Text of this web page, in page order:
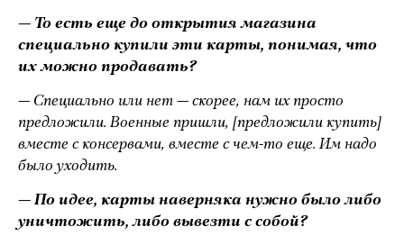
— То есть еще до открытия магазина
специально купили эти карты, понимая, что
их можно продавать?
— Специально или нет — скорее, нам их просто
предложили. Военные пришли, [предложили купить]
вместе с консервами, вместе с чем-то еще. Им надо
было уходить.
— По идее, карты наверняка нужно было либо
уничтожить, либо вывезти с собой?